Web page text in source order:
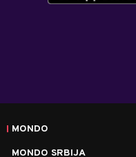
MONDO
MONDO SRBIJA